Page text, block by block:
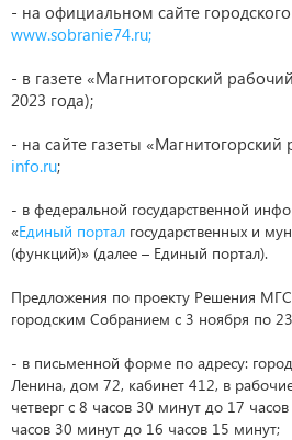
- на официальном сайте
www.sobranie74.ru;
- в газете «Магнитогорский
2023 года);
- на сайте газеты «Магнитогорский
info.ru;
- в федеральной государственной
«Единый портал государственных и
(функций)» (далее – Единый портал).
Предложения по проекту Решения
городским Собранием с 3 ноября по
- в письменной форме по адресу:
Ленина, дом 72, кабинет 412, в
четверг с 8 часов 30 минут до 17
часов 30 минут до 16 часов 15 минут;